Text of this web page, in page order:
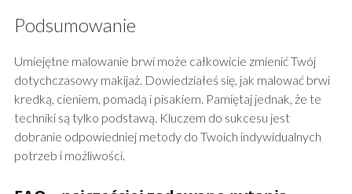
Podsumowanie
Umiejętne malowanie brwi może całkowicie zmienić Twój
dotychczasowy makijaż. Dowiedziałeś się, jak malować brwi
kredką, cieniem, pomadą i pisakiem. Pamiętaj jednak, że te
techniki są tylko podstawą. Kluczem do sukcesu jest
dobranie odpowiedniej metody do Twoich indywidualnych
potrzeb i możliwości.